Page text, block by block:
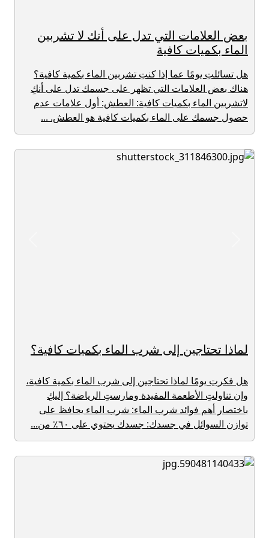
بعض العلامات التي تدل على أنك لا تشربين
الماء بكميات كافية
هل تسائلتِ يومًا عما إذا كنتِ تشربين الماء بكمية كافية؟
هناك بعض العلامات التي تظهر على جسمك تدل على أنكِ
لاتشربين الماء بكميات كافية: العطش: أول علامات عدم
حصول جسمك على الماء بكميات كافية هو العطش. ...
لماذا تحتاجين إلى شرب الماء بكميات كافية؟
هل فكرتِ يومًا لماذا تحتاجين إلى شرب الماء بكمية كافية،
وإن تناولتِ الأطعمة المفيدة ومارستِ الرياضة؟ إليكِ
باختصار أهم فوائد شرب الماء: شرب الماء يحافظ على
توازن السوائل في جسدك: جسدك يحتوي على ٦٠٪ من...